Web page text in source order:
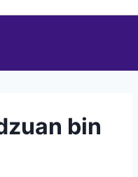
bin